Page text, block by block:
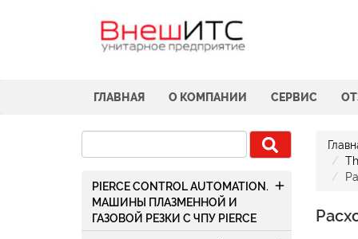
ГЛАВНАЯ О КОМПАНИИ СЕРВИС
PIERCE CONTROL AUTOMATION.
МАШИНЫ ПЛАЗМЕННОЙ И
ГАЗОВОЙ РЕЗКИ С ЧПУ PIERCE
add